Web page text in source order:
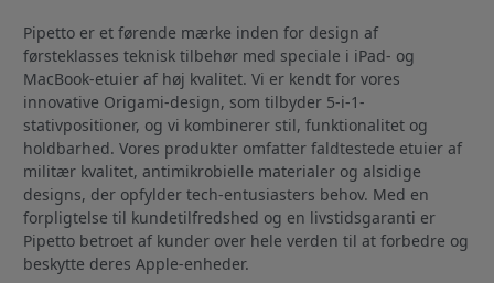
Pipetto er et førende mærke inden for design af
førsteklasses teknisk tilbehør med speciale i iPad- og
MacBook-etuier af høj kvalitet. Vi er kendt for vores
innovative Origami-design, som tilbyder 5-i-1-
stativpositioner, og vi kombinerer stil, funktionalitet og
holdbarhed. Vores produkter omfatter faldtestede etuier af
militær kvalitet, antimikrobielle materialer og alsidige
designs, der opfylder tech-entusiasters behov. Med en
forpligtelse til kundetilfredshed og en livstidsgaranti er
Pipetto betroet af kunder over hele verden til at forbedre og
beskytte deres Apple-enheder.